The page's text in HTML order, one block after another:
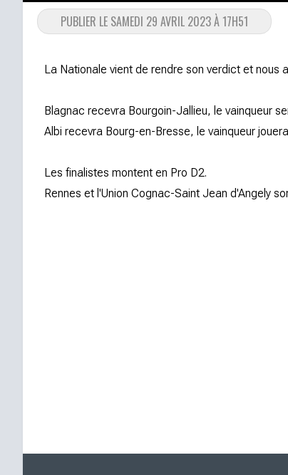
PUBLIER LE SAMEDI 29 AVRIL 2023 À 17H51
La Nationale vient de rendre son verdict et nous
Blagnac recevra Bourgoin-Jallieu, le vainqueur
Albi recevra Bourg-en-Bresse, le vainqueur
Les finalistes montent en Pro D2.
Rennes et l'Union Cognac-Saint Jean d'Angely